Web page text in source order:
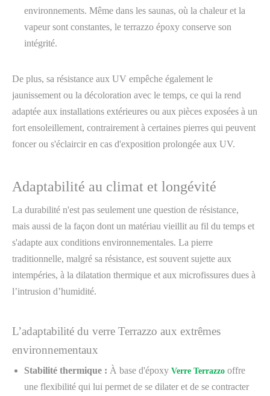
environnements. Même dans les saunas, où la chaleur et la
vapeur sont constantes, le terrazzo époxy conserve son
intégrité.
De plus, sa résistance aux UV empêche également le
jaunissement ou la décoloration avec le temps, ce qui la rend
adaptée aux installations extérieures ou aux pièces exposées à un
fort ensoleillement, contrairement à certaines pierres qui peuvent
foncer ou s'éclaircir en cas d'exposition prolongée aux UV.
Adaptabilité au climat et longévité
La durabilité n'est pas seulement une question de résistance,
mais aussi de la façon dont un matériau vieillit au fil du temps et
s'adapte aux conditions environnementales. La pierre
traditionnelle, malgré sa résistance, est souvent sujette aux
intempéries, à la dilatation thermique et aux microfissures dues à
l’intrusion d’humidité.
L’adaptabilité du verre Terrazzo aux extrêmes
environnementaux
Stabilité thermique : À base d'époxy Verre Terrazzo offre
une flexibilité qui lui permet de se dilater et de se contracter